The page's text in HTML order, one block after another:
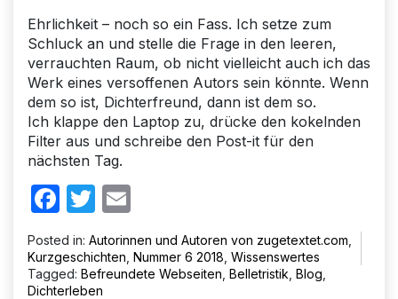
Ehrlichkeit – noch so ein Fass. Ich setze zum
Schluck an und stelle die Frage in den leeren,
verrauchten Raum, ob nicht vielleicht auch ich das
Werk eines versoffenen Autors sein könnte. Wenn
dem so ist, Dichterfreund, dann ist dem so.
Ich klappe den Laptop zu, drücke den kokelnden
Filter aus und schreibe den Post-it für den
nächsten Tag.
Facebook
Twitter
Posted in: Autorinnen und Autoren von zugetextet.com
Kurzgeschichten Nummer 6 2018 Wissenswertes
Tagged: Befreundete Webseiten Belletristik Blog
Dichterleben